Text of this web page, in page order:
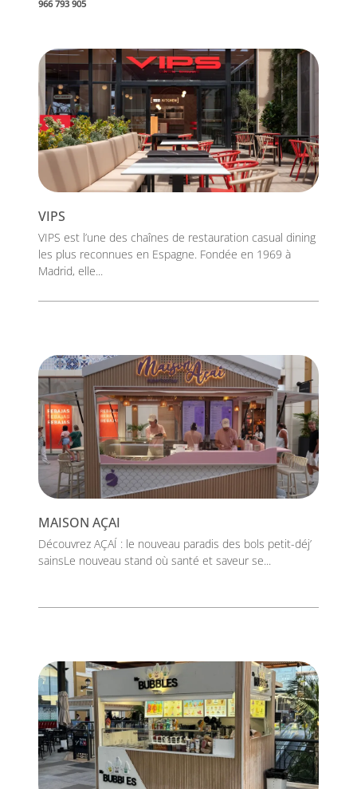
966 793 905
VIPS
VIPS est l’une des chaînes de restauration casual dining
les plus reconnues en Espagne. Fondée en 1969 à
Madrid, elle...
MAISON AÇAI
Découvrez AÇAÍ : le nouveau paradis des bols petit-déj’
sainsLe nouveau stand où santé et saveur se...